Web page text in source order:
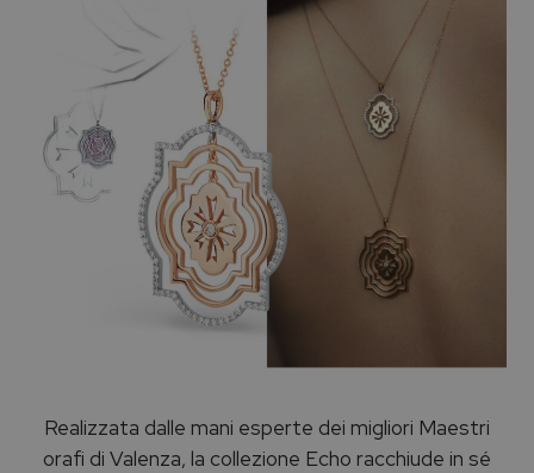
Realizzata dalle mani esperte dei migliori Maestri
orafi di Valenza, la collezione Echo racchiude in sé